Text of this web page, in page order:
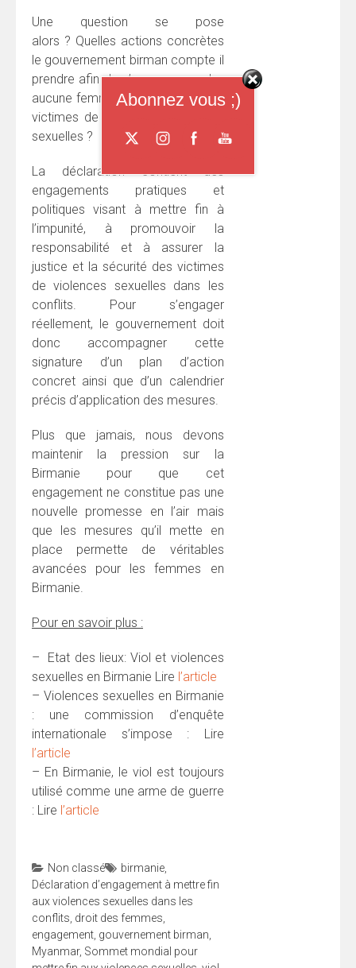
Une question se pose
alors ? Quelles actions concrètes
le gouvernement birman compte il
prendre afin de s’assurer que plus
aucune femme ni enfant ne soient
victimes de viols et de violences
sexuelles ?
La déclaration contient des
engagements pratiques et
politiques visant à mettre fin à
l’impunité, à promouvoir la
responsabilité et à assurer la
justice et la sécurité des victimes
de violences sexuelles dans les
conflits. Pour s’engager
réellement, le gouvernement doit
donc accompagner cette
signature d’un plan d’action
concret ainsi que d’un calendrier
précis d’application des mesures.
Plus que jamais, nous devons
maintenir la pression sur la
Birmanie pour que cet
engagement ne constitue pas une
nouvelle promesse en l’air mais
que les mesures qu’il mette en
place permette de véritables
avancées pour les femmes en
Birmanie.
Pour en savoir plus :
– Etat des lieux: Viol et violences
sexuelles en Birmanie Lire l’article
– Violences sexuelles en Birmanie
: une commission d’enquête
internationale s’impose : Lire
l’article
– En Birmanie, le viol est toujours
utilisé comme une arme de guerre
: Lire l’article
Non classé birmanie
Déclaration d’engagement à mettre fin
aux violences sexuelles dans les
conflits droit des femmes
engagement gouvernement birman
Myanmar, Sommet mondial pour
Abonnez vous ;)